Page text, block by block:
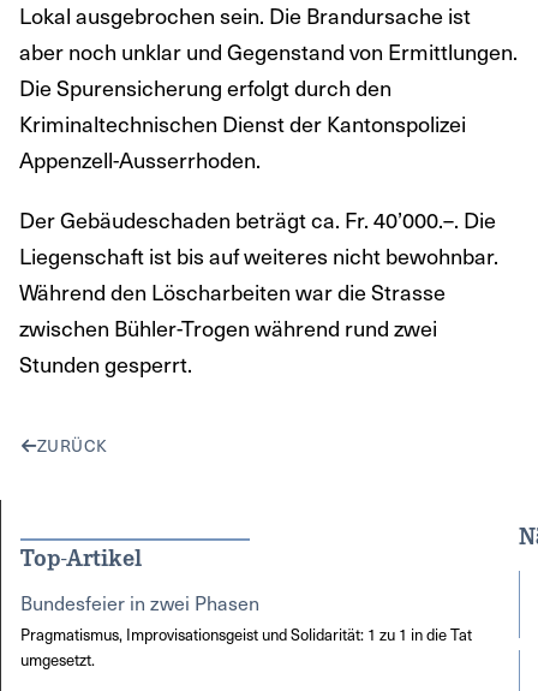
Lokal ausgebrochen sein. Die Brandursache ist
aber noch unklar und Gegenstand von Ermittlungen.
Die Spurensicherung erfolgt durch den
Kriminaltechnischen Dienst der Kantonspolizei
Appenzell-Ausserrhoden.
Der Gebäudeschaden beträgt ca. Fr. 40’000.–. Die
Liegenschaft ist bis auf weiteres nicht bewohnbar.
Während den Löscharbeiten war die Strasse
zwischen Bühler-Trogen während rund zwei
Stunden gesperrt.
ZURÜCK
Top-Artikel
Bundesfeier in zwei Phasen
Pragmatismus, Improvisationsgeist und Solidarität: 1 zu 1 in die Tat
umgesetzt.